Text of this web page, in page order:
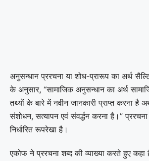
अनुसन्धान प्ररचना या शोध-प्रारूप का अर्थ
के अनुसार, “सामाजिक अनुसन्धान का अर्थ
तथ्यों के बारे में नवीन जानकारी प्राप्त करना है
संशोधन, सत्यापन एवं संवर्द्धन करना है।” प्ररचना
निर्धारित रूपरेखा है।
एकोफ ने प्ररचना शब्द की व्याख्या करते हुए कहा